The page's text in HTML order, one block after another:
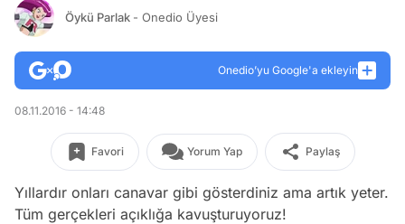
Öykü Parlak - Onedio Üyesi
Onedio’yu Google'a ekleyin
08.11.2016 - 14:48
Favori Yorum Yap Paylaş
Yıllardır onları canavar gibi gösterdiniz ama artık yeter.
Tüm gerçekleri açıklığa kavuşturuyoruz!